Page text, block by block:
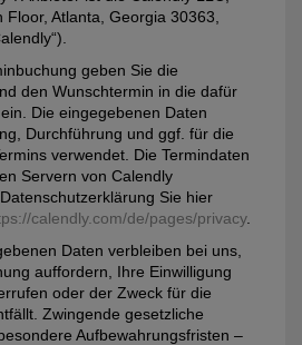
Floor, Atlanta, Georgia 30363,
geben Sie die
den Wunschtermin in die dafür
Die eingegebenen Daten
Durchführung und ggf. für die
verwendet. Die Termindaten
Servern von Calendly
Sie hier
calendly.com/de/pages/privacy.
Daten verbleiben bei uns,
auffordern, Ihre Einwilligung
oder der Zweck für die
Zwingende gesetzliche
Aufbewahrungsfristen –